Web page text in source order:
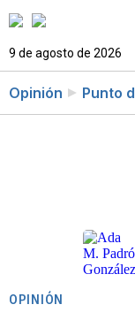
9 de agosto de 2026
Opinión Punto
OPINIÓN